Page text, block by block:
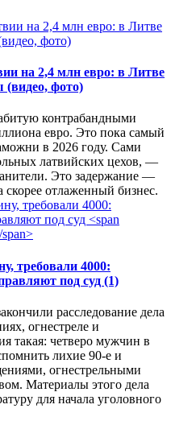
на 2,4 млн евро: в Литве
(видео, фото)
контрабандными
евро. Это пока самый
в 2026 году. Сами
латвийских цехов, —
Это задержание —
скорее отлаженный бизнес.
требовали 4000:
под суд (1)
расследование дела
огнестреле и
такая: четверо мужчин в
лихие 90-е и
огнестрельными
Материалы этого дела
для начала уголовного